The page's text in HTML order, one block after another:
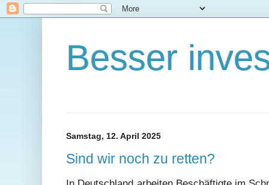
Besser
Samstag, 12. April 2025
Sind wir noch zu retten?